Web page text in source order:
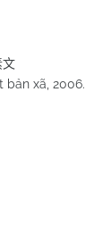
文
bản xã, 2006.